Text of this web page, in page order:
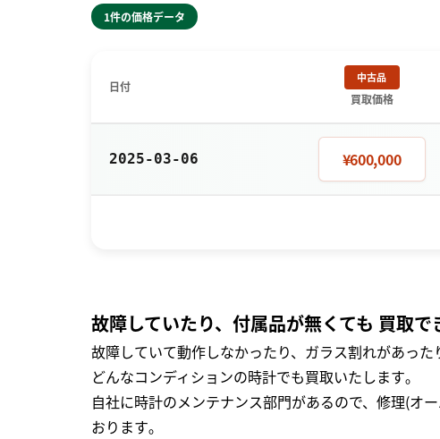
1件の価格データ
日付
中古品
買取価格
2025-03-06 ¥600,000
故障していたり、付属品が無くても 買取で
故障していて動作しなかったり、ガラス割れがあった
どんなコンディションの時計でも買取いたします｡
自社に時計のメンテナンス部門があるので、修理(オ
おります｡